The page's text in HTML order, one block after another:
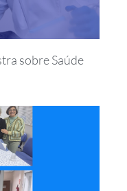
sobre Saúde